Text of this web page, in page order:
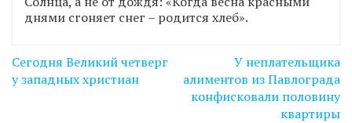
днями сгоняет снег – родится хлеб».
Навігація
записів
Сегодня Великий четверг
у западных христиан
У неплательщика
алиментов из Павлограда
конфисковали половину
квартиры